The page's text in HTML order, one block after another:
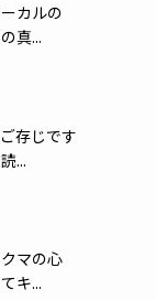
カルの
真...
存じです
...
マの心
キ...